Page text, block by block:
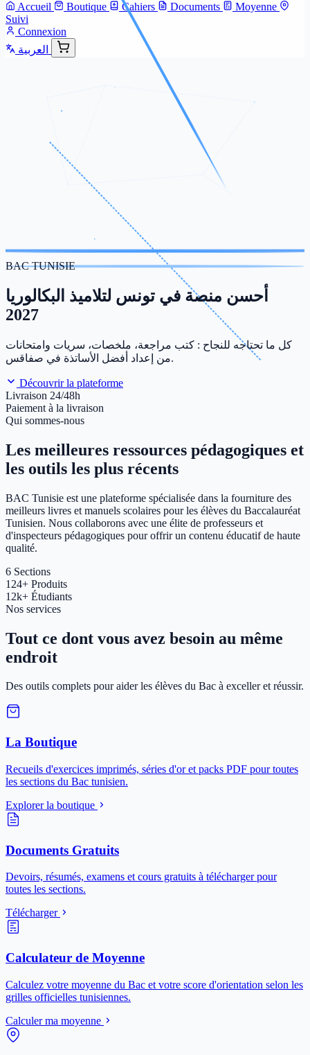
Accueil Boutique Cahiers Documents
Moyenne
Suivi
Connexion
العربية
BAC TUNISIE
أحسن منصة في تونس لتلاميذ البكالوريا
2027
كل ما تحتاجه للنجاح : كتب مراجعة، ملخصات، سريات وامتحانات
من إعداد أفضل الأساتذة في صفاقس.
Découvrir la plateforme
Livraison 24/48h
Paiement à la livraison
Qui sommes-nous
Les meilleures ressources pédagogiques et
les outils les plus récents
BAC Tunisie est une plateforme spécialisée dans la fourniture des
meilleurs livres et manuels scolaires pour les élèves du Baccalauréat
Tunisien. Nous collaborons avec une élite de professeurs et
d'inspecteurs pédagogiques pour offrir un contenu éducatif de haute
qualité.
6 Sections
124+ Produits
12k+ Étudiants
Nos services
Tout ce dont vous avez besoin au même
endroit
Des outils complets pour aider les élèves du Bac à exceller et réussir.
La Boutique
Recueils d'exercices imprimés, séries d'or et packs PDF pour toutes
les sections du Bac tunisien.
Explorer la boutique
Documents Gratuits
Devoirs, résumés, examens et cours gratuits à télécharger pour
toutes les sections.
Télécharger
Calculateur de Moyenne
Calculez votre moyenne du Bac et votre score d'orientation selon les
grilles officielles tunisiennes.
Calculer ma moyenne